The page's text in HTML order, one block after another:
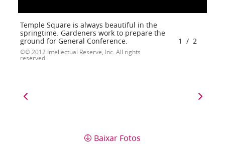
Temple Square is always beautiful in the
springtime. Gardeners work to prepare the
ground for General Conference.
© 2012 Intellectual Reserve, Inc. All rights
reserved.
1 / 2
Baixar Fotos